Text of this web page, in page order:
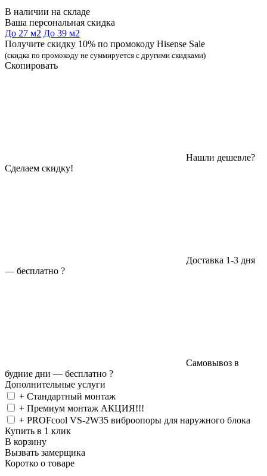
В наличии на складе
Ваша персональная скидка
До 27 м2 До 39 м2
Получите скидку 10% по промокоду Hisense Sale
(скидка по промокоду не суммируется с другими скидками)
Скопировать
Нашли дешевле?
Сделаем скидку!
Доставка 1-3 дня
— бесплатно ?
Самовывоз в
будние дни — бесплатно ?
Дополнительные услуги
+ Стандартный монтаж
+ Премиум монтаж АКЦИЯ!!!
+ PROFcool VS-2W35 виброопоры для наружного блока
Купить в 1 клик
В корзину
Вызвать замерщика
Коротко о товаре